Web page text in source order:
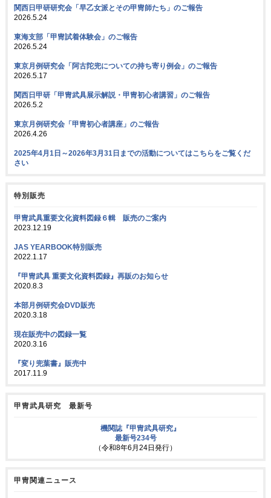
関西日甲研研究会「早乙女派とその甲冑師たち」のご報告
2026.5.24
東海支部「甲冑試着体験会」のご報告
2026.5.24
東京月例研究会「阿古陀兜についての持ち寄り例会」のご報告
2026.5.17
関西日甲研「甲冑武具展示解説・甲冑初心者講習」のご報告
2026.5.2
東京月例研究会「甲冑初心者講座」のご報告
2026.4.26
2025年4月1日～2026年3月31日までの活動についてはこちらをご覧くだ
さい
特別販売
甲冑武具重要文化資料図録６輯 販売のご案内
2023.12.19
JAS YEARBOOK特別販売
2022.1.17
『甲冑武具 重要文化資料図録』再販のお知らせ
2020.8.3
本部月例研究会DVD販売
2020.3.18
現在販売中の図録一覧
2020.3.16
『変り兜葉書』販売中
2017.11.9
甲冑武具研究 最新号
機関誌『甲冑武具研究』
最新号234号
（令和8年6月24日発行）
甲冑関連ニュース